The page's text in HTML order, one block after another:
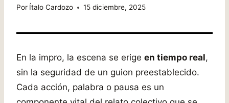
Por Ítalo Cardozo 15 diciembre, 2025
En la impro, la escena se erige en tiempo real,
sin la seguridad de un guion preestablecido.
Cada acción, palabra o pausa es un